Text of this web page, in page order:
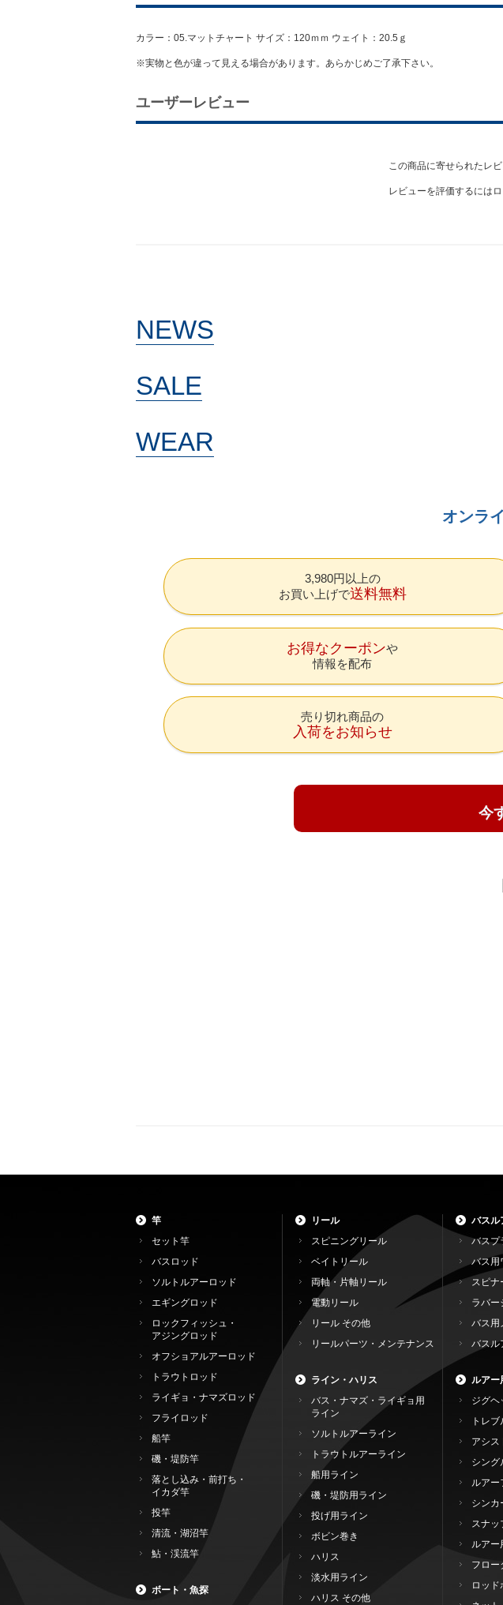
カラー：05.マットチャート サイズ：120ｍｍ ウェイト：20.5ｇ
※実物と色が違って見える場合があります。あらかじめご了承下さい。
ユーザーレビュー
この商品に寄せられたレ
レビューを評価するには
NEWS
SALE
WEAR
オンラ
3,980円以上の
お買い上げで送料無料
お得なクーポン
情報を配布
売り切れ商品の
入荷をお知らせ
今
竿
セット竿
バスロッド
ソルトルアーロッド
エギングロッド
ロックフィッシュ・
アジングロッド
オフショアルアーロッド
トラウトロッド
ライギョ・ナマズロッド
フライロッド
船竿
磯・堤防竿
落とし込み・前打ち・
イカダ竿
投竿
清流・湖沼竿
鮎・渓流竿
ボート・魚探
リール
スピニングリール
ベイトリール
両軸・片軸リール
電動リール
リール その他
リールパーツ・メンテナンス
ライン・ハリス
バス・ナマズ・ライギョ用
ライン
ソルトルアーライン
トラウトルアーライン
船用ライン
磯・堤防用ライン
投げ用ライン
ボビン巻き
ハリス
淡水用ライン
ハリス その他
バスル
バスプ
バス用
スピナ
ラバー
バス用
バスル
ルアー
ジグヘ
トレ
アシス
シング
ルア
シンカ
スナッ
ルア
フロー
ロッド